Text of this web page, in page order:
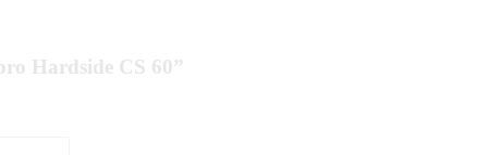
Hardside CS 60”